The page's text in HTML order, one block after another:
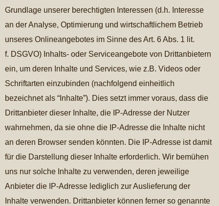
Grundlage unserer berechtigten Interessen (d.h. Interesse
an der Analyse, Optimierung und wirtschaftlichem Betrieb
unseres Onlineangebotes im Sinne des Art. 6 Abs. 1 lit.
f. DSGVO) Inhalts- oder Serviceangebote von Drittanbietern
ein, um deren Inhalte und Services, wie z.B. Videos oder
Schriftarten einzubinden (nachfolgend einheitlich
bezeichnet als “Inhalte”). Dies setzt immer voraus, dass die
Drittanbieter dieser Inhalte, die IP-Adresse der Nutzer
wahrnehmen, da sie ohne die IP-Adresse die Inhalte nicht
an deren Browser senden könnten. Die IP-Adresse ist damit
für die Darstellung dieser Inhalte erforderlich. Wir bemühen
uns nur solche Inhalte zu verwenden, deren jeweilige
Anbieter die IP-Adresse lediglich zur Auslieferung der
Inhalte verwenden. Drittanbieter können ferner so genannte